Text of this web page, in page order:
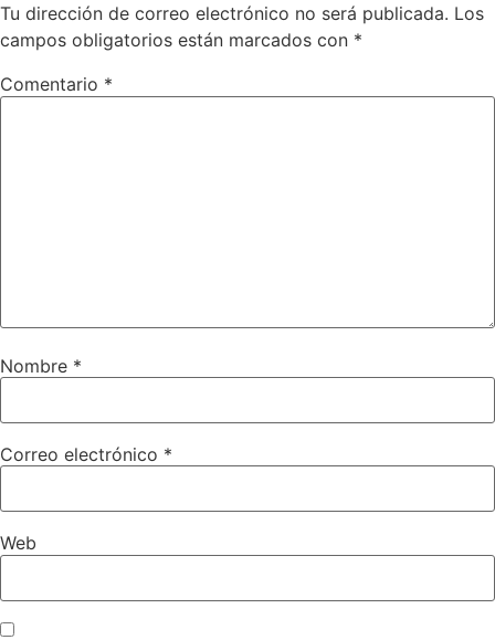
Tu dirección de correo electrónico no será publicada. Los
campos obligatorios están marcados con *
Comentario *
Nombre *
Correo electrónico *
Web